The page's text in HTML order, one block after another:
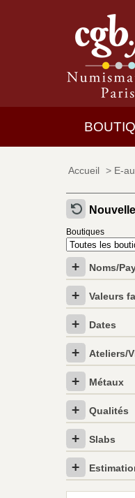
Accueil > E-
Boutiques
Noms/
Valeurs
Dates
Ateliers/
Métaux
Qualités
Slabs